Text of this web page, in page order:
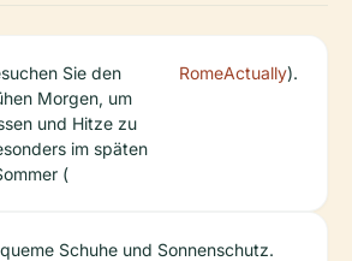
Sie den
Morgen, um
und Hitze zu
im späten
(
RomeActually).
Schuhe und Sonnenschutz.